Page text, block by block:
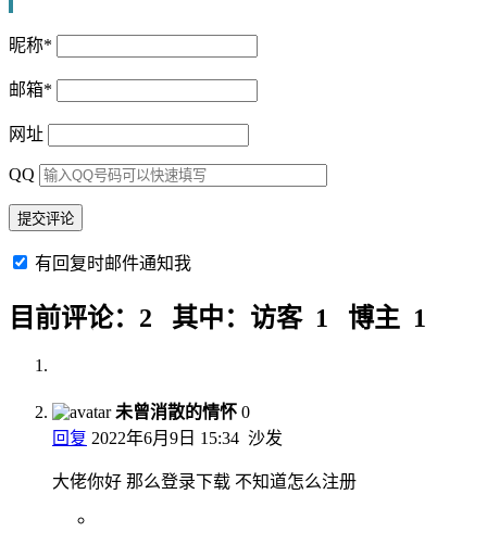
昵称*
邮箱*
网址
QQ
有回复时邮件通知我
目前评论：2 其中：访客 1 博主 1
未曾消散的情怀 0
回复 2022年6月9日 15:34 沙发
大佬你好 那么登录下载 不知道怎么注册